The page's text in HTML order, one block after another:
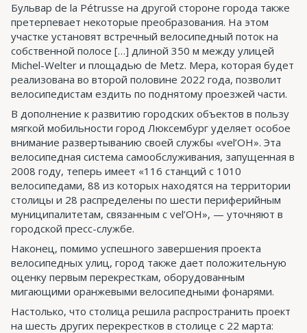
Бульвар de la Pétrusse на другой стороне города также
претерпевает некоторые преобразования. На этом
участке установят встречный велосипедный поток на
собственной полосе […] длиной 350 м между улицей
Michel-Welter и площадью de Metz. Мера, которая будет
реализована во второй половине 2022 года, позволит
велосипедистам ездить по поднятому проезжей части.
В дополнение к развитию городских объектов в пользу
мягкой мобильности город Люксембург уделяет особое
внимание развертыванию своей службы «vel’OH». Эта
велосипедная система самообслуживания, запущенная в
2008 году, теперь имеет «116 станций с 1010
велосипедами, 88 из которых находятся на территории
столицы и 28 распределены по шести периферийным
муниципалитетам, связанным с vel’OH», — уточняют в
городской пресс-службе.
Наконец, помимо успешного завершения проекта
велосипедных улиц, город также дает положительную
оценку первым перекресткам, оборудованным
мигающими оранжевыми велосипедными фонарями.
Настолько, что столица решила распространить проект
на шесть других перекрестков в столице с 22 марта: